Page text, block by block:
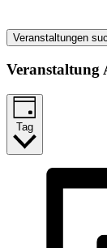
Veranstaltungen
Veranstaltung
Tag